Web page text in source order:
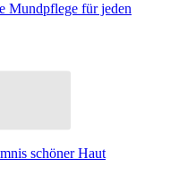
Mundpflege für jeden
schöner Haut